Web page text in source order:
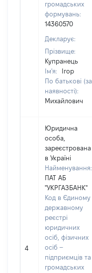
громадських
формувань:
14360570
Декларує:
Прізвище:
Купранець
Ім'я:
Ігор
По батькові (за
наявності):
Михайлович
4
Юридична
особа,
зареєстрована
в Україні
Найменування:
ПАТ АБ
"УКРГАЗБАНК"
Код в Єдиному
державному
реєстрі
юридичних
осіб, фізичних
осіб –
підприємців та
громадських